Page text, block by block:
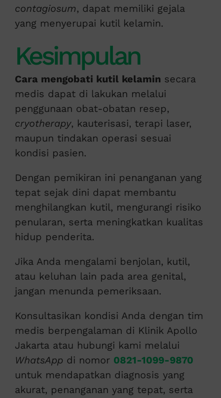
contagiosum, dapat memiliki gejala
yang menyerupai kutil kelamin.
Kesimpulan
Cara mengobati kutil kelamin secara
medis dapat di lakukan melalui
penggunaan obat-obatan resep,
cryotherapy, kauterisasi, terapi laser,
maupun tindakan operasi sesuai
kondisi pasien.
Dengan pemikiran ini penanganan yang
tepat sejak dini dapat membantu
menghilangkan kutil, mengurangi risiko
penularan, serta meningkatkan kualitas
hidup penderita.
Jika Anda mengalami benjolan, kutil,
atau keluhan lain pada area genital,
jangan menunda pemeriksaan.
Konsultasikan kondisi Anda dengan tim
medis berpengalaman di Klinik Apollo
Jakarta atau hubungi kami melalui
WhatsApp di nomor 0821-1099-9870
untuk mendapatkan diagnosis yang
akurat, penanganan yang tepat, serta